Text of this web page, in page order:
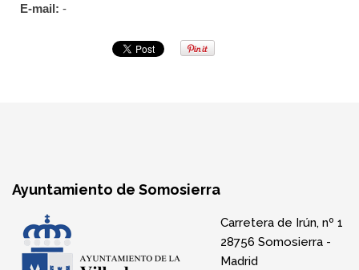
E-mail: -
Ayuntamiento de Somosierra
Carretera de Irún, nº 1
28756 Somosierra -
Madrid